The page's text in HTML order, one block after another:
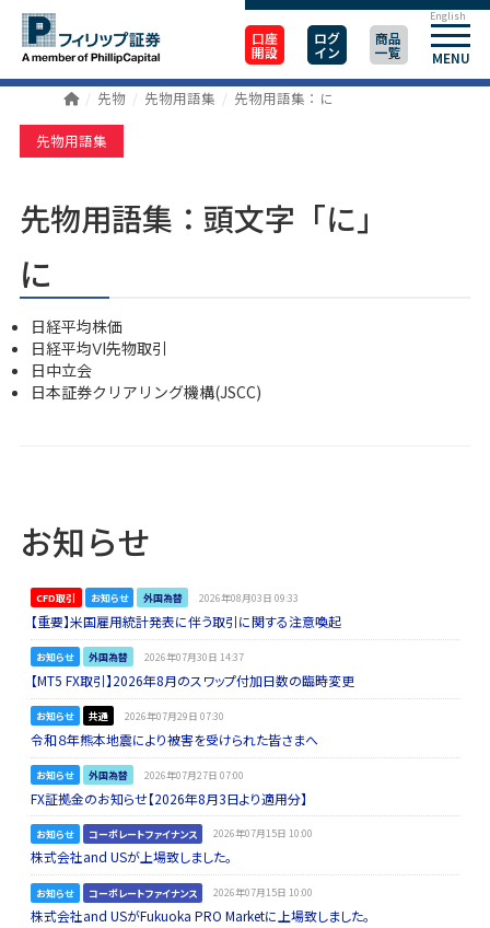
口座
開設
ログ
イン
商品
一覧 MENU
English
先物 先物用語集 先物用語集：に
先物用語集
先物用語集：頭文字「に」
に
日経平均株価
日経平均ⅤI先物取引
日中立会
日本証券クリアリング機構(JSCC)
お知らせ
CFD取引 お知らせ 外国為替 2026年08月03日 09:33
【重要】米国雇用統計発表に伴う取引に関する注意喚起
お知らせ 外国為替 2026年07月30日 14:37
【MT5 FX取引】2026年8月のスワップ付加日数の臨時変更
お知らせ 共通 2026年07月29日 07:30
令和８年熊本地震により被害を受けられた皆さまへ
お知らせ 外国為替 2026年07月27日 07:00
FX証拠金のお知らせ【2026年8月3日より適用分】
お知らせ コーポレートファイナンス 2026年07月15日 10:00
株式会社and USが上場致しました。
お知らせ コーポレートファイナンス 2026年07月15日 10:00
株式会社and USがFukuoka PRO Marketに上場致しました。